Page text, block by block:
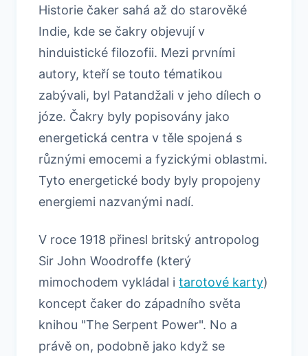
Historie čaker sahá až do starověké
Indie, kde se čakry objevují v
hinduistické filozofii. Mezi prvními
autory, kteří se touto tématikou
zabývali, byl Patandžali v jeho dílech o
józe. Čakry byly popisovány jako
energetická centra v těle spojená s
různými emocemi a fyzickými oblastmi.
Tyto energetické body byly propojeny
energiemi nazvanými nadí.
V roce 1918 přinesl britský antropolog
Sir John Woodroffe (který
mimochodem vykládal i tarotové karty)
koncept čaker do západního světa
knihou "The Serpent Power". No a
právě on, podobně jako když se